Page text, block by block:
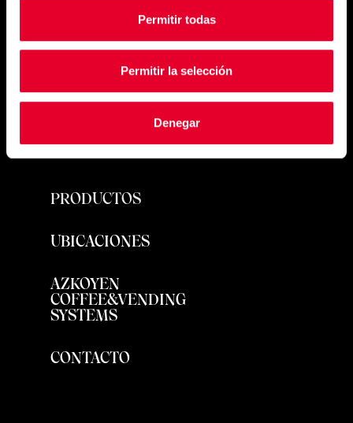
Permitir todas
Permitir la selección
Denegar
Simply
exquisite
PRODUCTOS
UBICACIONES
AZKOYEN
COFFEE&VENDING
SYSTEMS
CONTACTO